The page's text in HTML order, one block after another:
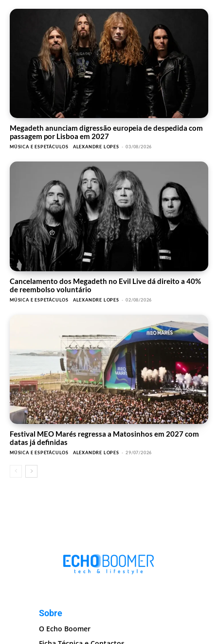
Megadeth anunciam digressão europeia de despedida com
passagem por Lisboa em 2027
MÚSICA E ESPETÁCULOS ALEXANDRE LOPES - 03/08/2026
Cancelamento dos Megadeth no Evil Live dá direito a 40%
de reembolso voluntário
MÚSICA E ESPETÁCULOS ALEXANDRE LOPES - 02/08/2026
Festival MEO Marés regressa a Matosinhos em 2027 com
datas já definidas
MÚSICA E ESPETÁCULOS ALEXANDRE LOPES - 29/07/2026
Sobre
O Echo Boomer